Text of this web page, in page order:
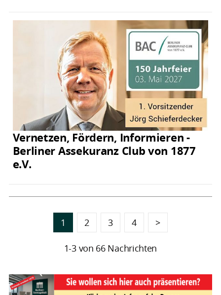
Vernetzen, Fördern, Informieren -
Berliner Assekuranz Club von 1877
e.V.
1 2 3 4 >
1-3 von 66 Nachrichten